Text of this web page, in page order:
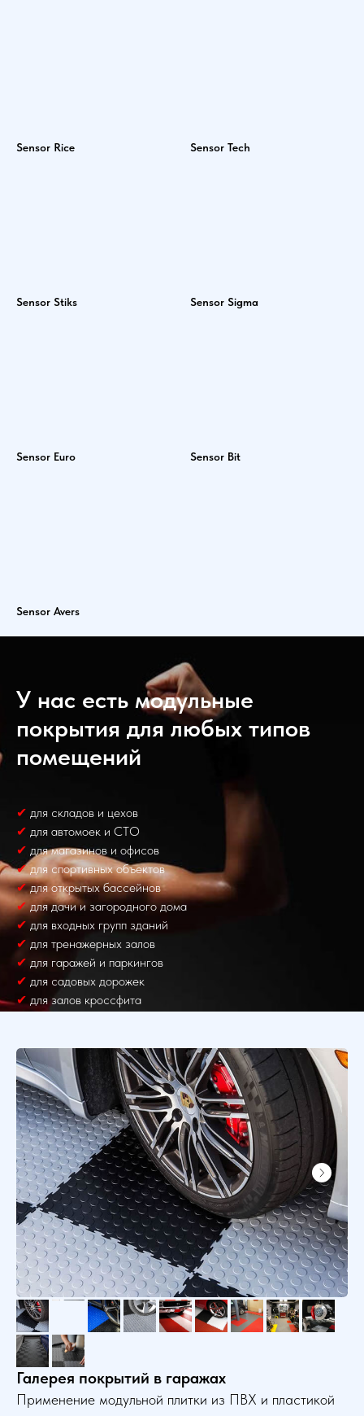
Sensor Rice Sensor Tech
Sensor Stiks Sensor Sigma
Sensor Euro Sensor Bit
Sensor Avers
У нас есть модульные
покрытия для любых типов
помещений
✔ для складов и цехов
✔ для автомоек и СТО
✔ для магазинов и офисов
✔для спортивных объектов
✔для открытых бассейнов
✔для дачи и загородного дома
✔для входных групп зданий
✔ для тренажерных залов
✔ для гаражей и паркингов
✔ для садовых дорожек
✔ для залов кроссфита
Галерея покрытий в гаражах
Применение модульной плитки из ПВХ и пластикой